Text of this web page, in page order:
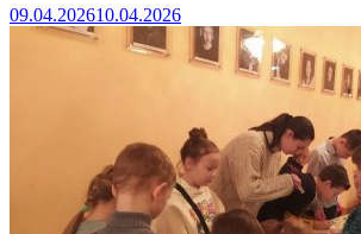
09.04.202610.04.2026